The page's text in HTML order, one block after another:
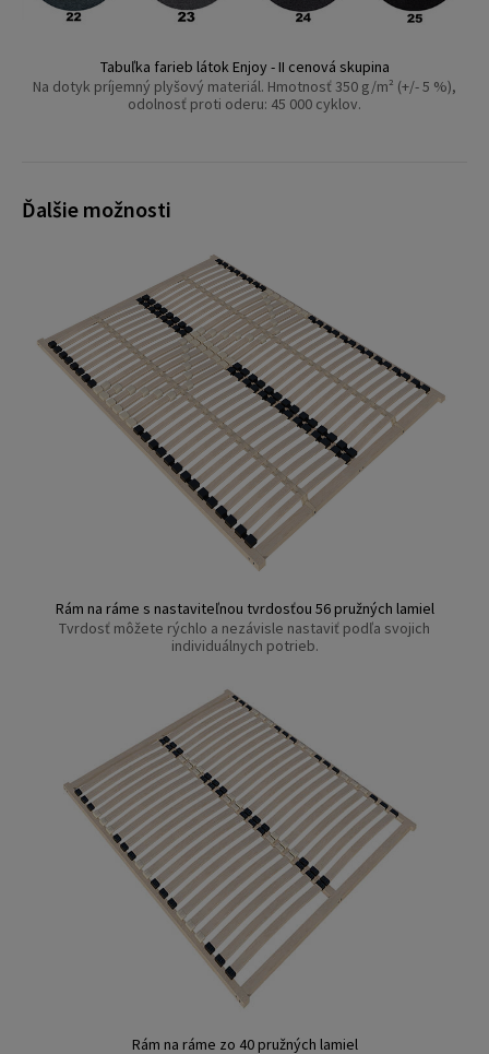
Tabuľka farieb látok Enjoy - II cenová skupina
Na dotyk príjemný plyšový materiál. Hmotnosť 350 g/m² (+/- 5 %),
odolnosť proti oderu: 45 000 cyklov.
Ďalšie možnosti
Rám na ráme s nastaviteľnou tvrdosťou 56 pružných lamiel
Tvrdosť môžete rýchlo a nezávisle nastaviť podľa svojich
individuálnych potrieb.
Rám na ráme zo 40 pružných lamiel